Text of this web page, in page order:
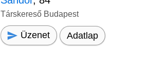
Társkereső Budapest
Üzenet Adatlap